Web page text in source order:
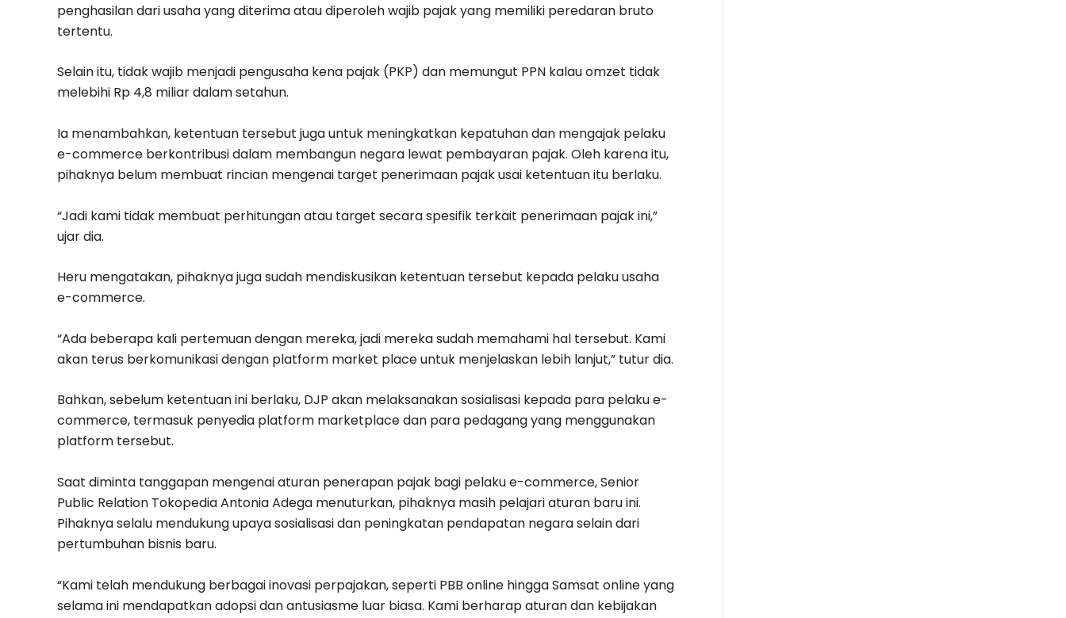
penghasilan dari usaha yang diterima atau diperoleh wajib pajak yang memiliki peredaran bruto
tertentu.
Selain itu, tidak wajib menjadi pengusaha kena pajak (PKP) dan memungut PPN kalau omzet tidak
melebihi Rp 4,8 miliar dalam setahun.
Ia menambahkan, ketentuan tersebut juga untuk meningkatkan kepatuhan dan mengajak pelaku
e-commerce berkontribusi dalam membangun negara lewat pembayaran pajak. Oleh karena itu,
pihaknya belum membuat rincian mengenai target penerimaan pajak usai ketentuan itu berlaku.
“Jadi kami tidak membuat perhitungan atau target secara spesifik terkait penerimaan pajak ini,”
ujar dia.
Heru mengatakan, pihaknya juga sudah mendiskusikan ketentuan tersebut kepada pelaku usaha
e-commerce.
“Ada beberapa kali pertemuan dengan mereka, jadi mereka sudah memahami hal tersebut. Kami
akan terus berkomunikasi dengan platform market place untuk menjelaskan lebih lanjut,” tutur dia.
Bahkan, sebelum ketentuan ini berlaku, DJP akan melaksanakan sosialisasi kepada para pelaku e-
commerce, termasuk penyedia platform marketplace dan para pedagang yang menggunakan
platform tersebut.
Saat diminta tanggapan mengenai aturan penerapan pajak bagi pelaku e-commerce, Senior
Public Relation Tokopedia Antonia Adega menuturkan, pihaknya masih pelajari aturan baru ini.
Pihaknya selalu mendukung upaya sosialisasi dan peningkatan pendapatan negara selain dari
pertumbuhan bisnis baru.
“Kami telah mendukung berbagai inovasi perpajakan, seperti PBB online hingga Samsat online yang
selama ini mendapatkan adopsi dan antusiasme luar biasa. Kami berharap aturan dan kebijakan